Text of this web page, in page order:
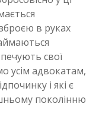
в руках
свої
усім адвокатам,
і які є
поколінню